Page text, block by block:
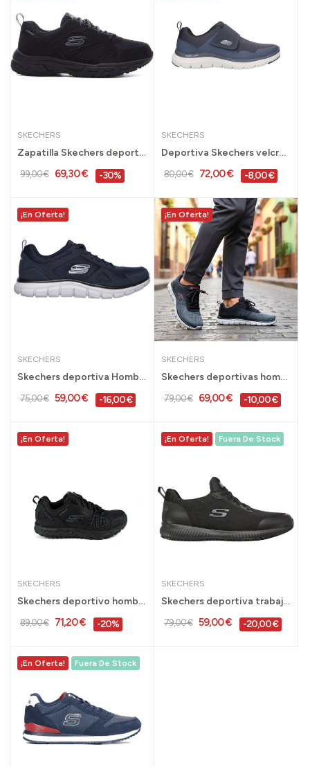
SKECHERS
Zapatilla Skechers deportiva hombre negra Oak...
99,00 € 69,30 € -30%
SKECHERS
Deportiva Skechers velcro hombre Flex Advantage...
80,00 € 72,00 € -8,00 €
¡En Oferta!
SKECHERS
Skechers deportiva Hombre Track memory foam -...
75,00 € 59,00 € -16,00 €
¡En Oferta!
SKECHERS
Skechers deportivas hombre Memory Foam Track -...
79,00 € 69,00 € -10,00 €
¡En Oferta!
SKECHERS
Skechers deportivo hombre trekking impermeable...
89,00 € 71,20 € -20%
¡En Oferta! Fuera De Stock
SKECHERS
Skechers deportiva trabajo negra antiestática...
79,00 € 59,00 € -20,00 €
¡En Oferta! Fuera De Stock